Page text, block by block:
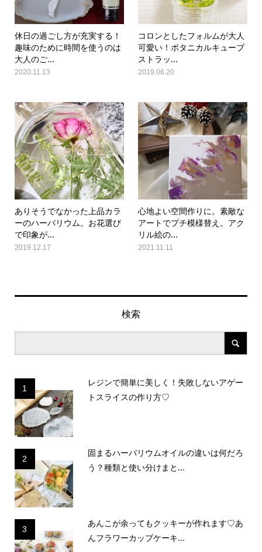
休日の過ごし方が充実する！
趣味のために時間を使うのは
大人のご...
2020.11.13
コロンとしたフォルムが大人
可愛い！ボタニカルキューブ
ストラッ...
2019.06.20
ありそうでなかった上品カラ
ーのハーバリウム。お花選び
で印象が...
2019.12.17
心地よい空間作りに。素敵な
アートでプチ模様替え。アク
リル絵の...
2021.11.11
検索
1
レジンで簡単に美しく！失敗しないアゲー
トスライスの作り方♡
2
固まるハーバリウムオイルの違いは何だろ
う？種類と使い分けまと...
3
あんこが余ってもクッキーが作れます♡あ
んフラワーカップケーキ...